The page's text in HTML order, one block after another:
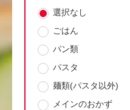
選択なし
ごはん
パン類
パスタ
麺類(パスタ以外)
メインのおかず